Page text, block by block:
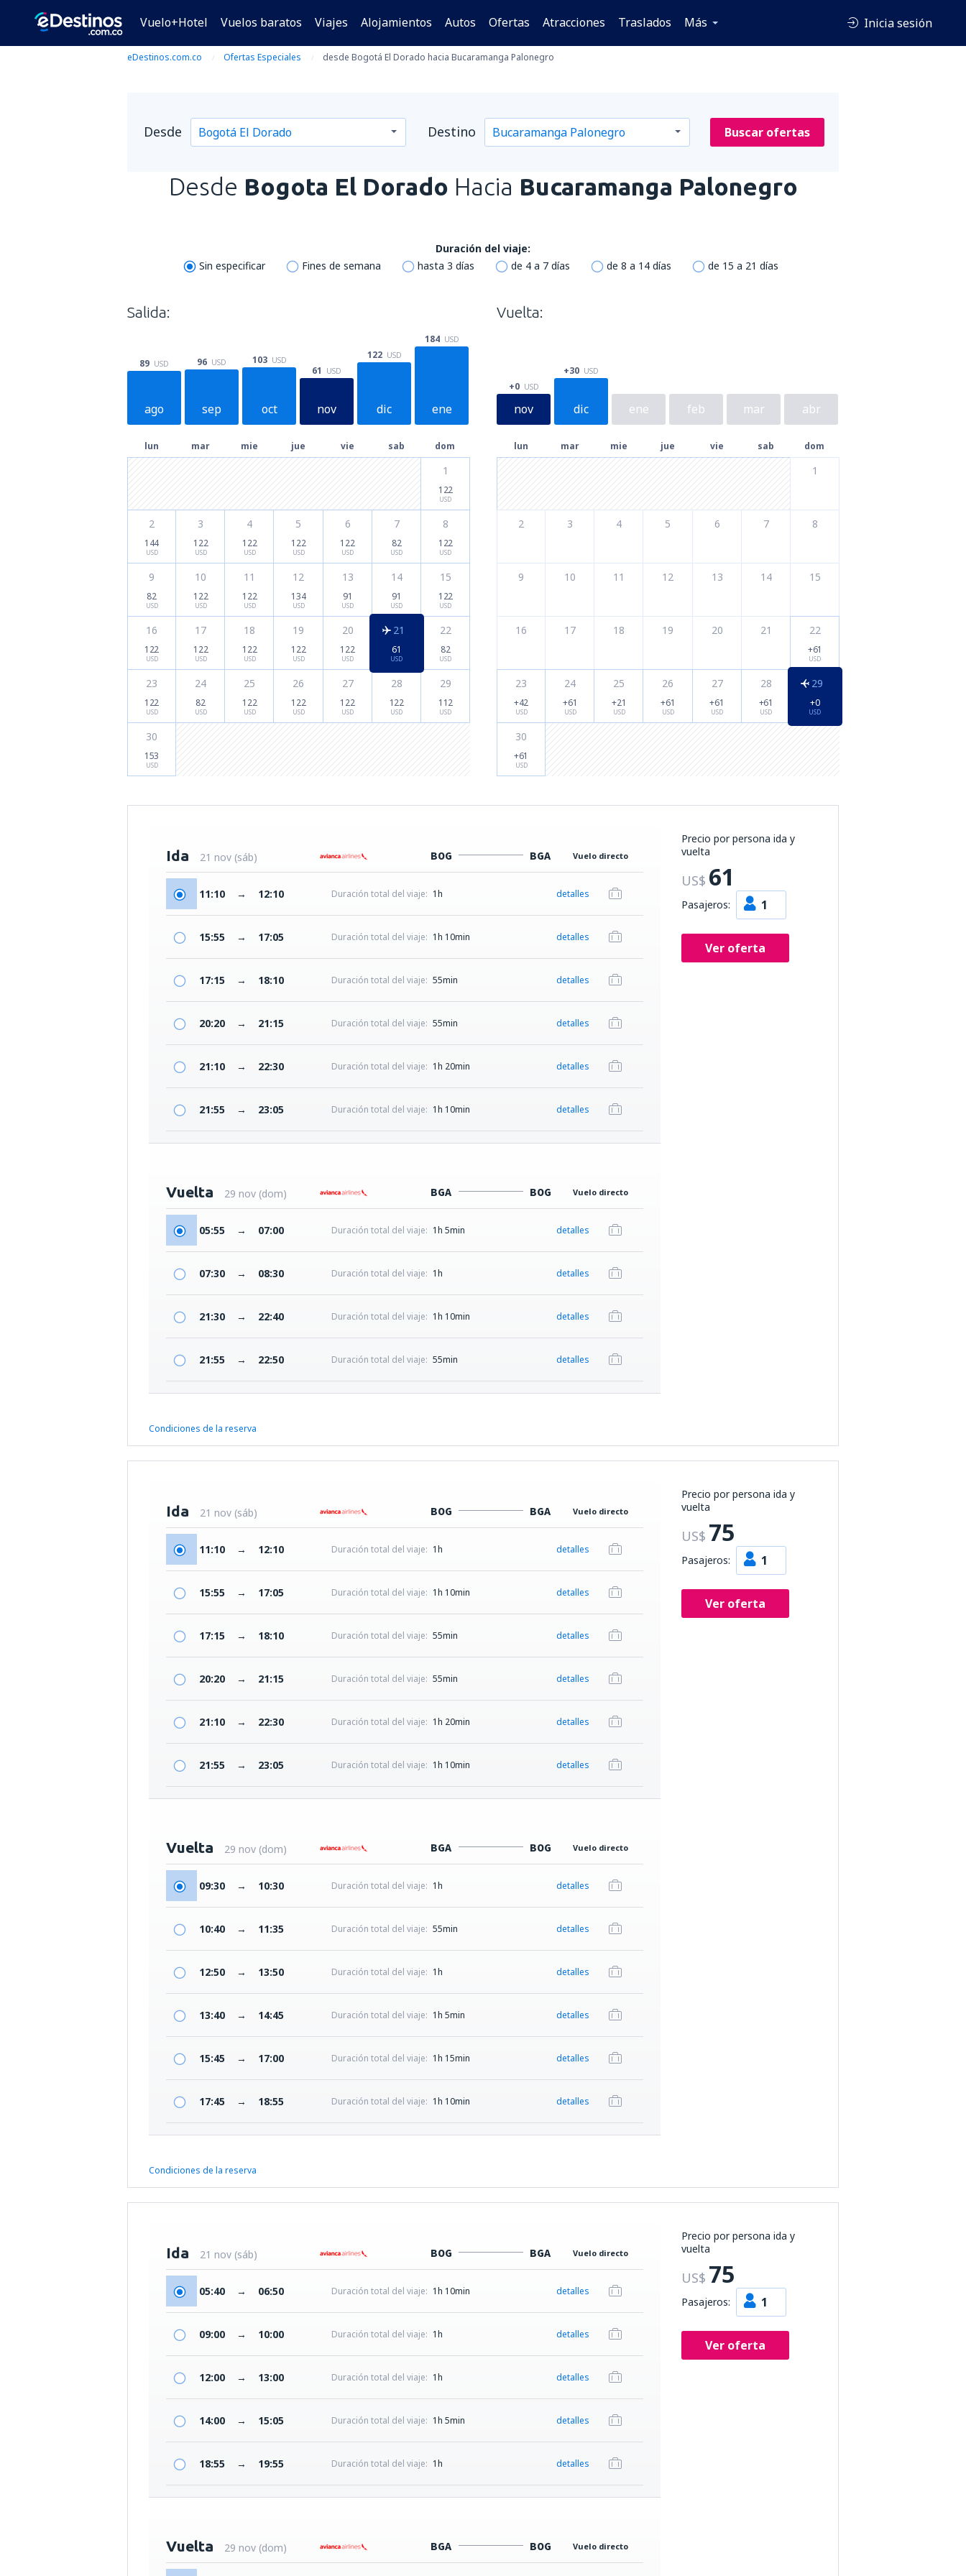
Vuelo+Hotel Vuelos baratos Viajes Alojamientos Autos Ofertas Atracciones Traslados Más Inicia sesión
eDestinos.com.co Ofertas Especiales desde Bogotá El Dorado hacia Bucaramanga Palonegro
Desde Destino Buscar ofertas
Desde Bogota El Dorado Hacia Bucaramanga Palonegro
Duración del viaje:
Sin especificar
Fines de semana hasta 3 días de 4 a 7 días de 8 a 14 días de 15 a 21 días
Salida:
ago
89 USD
sep
96 USD
oct
103 USD
nov
61 USD
dic
122 USD
ene
184 USD
lun mar mie jue vie sab dom
1
122
USD
2
144
USD
3
122
USD
4
122
USD
5
122
USD
6
122
USD
7
82
USD
8
122
USD
9
82
USD
10
122
USD
11
122
USD
12
134
USD
13
91
USD
14
91
USD
15
122
USD
16
122
USD
17
122
USD
18
122
USD
19
122
USD
20
122
USD
21
61
USD
22
82
USD
23
122
USD
24
82
USD
25
122
USD
26
122
USD
27
122
USD
28
122
USD
29
112
USD
30
153
USD
Vuelta:
nov
+0 USD
dic
+30 USD
ene feb mar abr
lun mar mie jue vie sab dom
1
2 3 4 5 6 7 8
9 10 11 12 13 14 15
16 17 18 19 20 21 22
+61
USD
23
+42
USD
24
+61
USD
25
+21
USD
26
+61
USD
27
+61
USD
28
+61
USD
29
+0
USD
30
+61
USD
Precio por persona ida y
vuelta
US$ 61
Pasajeros: 1
Ver oferta
Ida 21 nov (sáb) BOG BGA Vuelo directo
11:10 → 12:10 Duración total del viaje: 1h detalles
15:55 → 17:05 Duración total del viaje: 1h 10min detalles
17:15 → 18:10 Duración total del viaje: 55min detalles
20:20 → 21:15 Duración total del viaje: 55min detalles
21:10 → 22:30 Duración total del viaje: 1h 20min detalles
21:55 → 23:05 Duración total del viaje: 1h 10min detalles
Vuelta 29 nov (dom) BGA BOG Vuelo directo
05:55 → 07:00 Duración total del viaje: 1h 5min detalles
07:30 → 08:30 Duración total del viaje: 1h detalles
21:30 → 22:40 Duración total del viaje: 1h 10min detalles
21:55 → 22:50 Duración total del viaje: 55min detalles
Condiciones de la reserva
Precio por persona ida y
vuelta
US$ 75
Pasajeros: 1
Ver oferta
Ida 21 nov (sáb) BOG BGA Vuelo directo
11:10 → 12:10 Duración total del viaje: 1h detalles
15:55 → 17:05 Duración total del viaje: 1h 10min detalles
17:15 → 18:10 Duración total del viaje: 55min detalles
20:20 → 21:15 Duración total del viaje: 55min detalles
21:10 → 22:30 Duración total del viaje: 1h 20min detalles
21:55 → 23:05 Duración total del viaje: 1h 10min detalles
Vuelta 29 nov (dom) BGA BOG Vuelo directo
09:30 → 10:30 Duración total del viaje: 1h detalles
10:40 → 11:35 Duración total del viaje: 55min detalles
12:50 → 13:50 Duración total del viaje: 1h detalles
13:40 → 14:45 Duración total del viaje: 1h 5min detalles
15:45 → 17:00 Duración total del viaje: 1h 15min detalles
17:45 → 18:55 Duración total del viaje: 1h 10min detalles
Condiciones de la reserva
Precio por persona ida y
vuelta
US$ 75
Pasajeros: 1
Ver oferta
Ida 21 nov (sáb) BOG BGA Vuelo directo
05:40 → 06:50 Duración total del viaje: 1h 10min detalles
09:00 → 10:00 Duración total del viaje: 1h detalles
12:00 → 13:00 Duración total del viaje: 1h detalles
14:00 → 15:05 Duración total del viaje: 1h 5min detalles
18:55 → 19:55 Duración total del viaje: 1h detalles
Vuelta 29 nov (dom) BGA BOG Vuelo directo